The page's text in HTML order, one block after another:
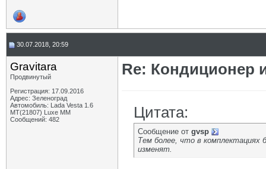
30.07.2018, 20:59
Gravitara
Продвинутый
Регистрация: 17.09.2016
Адрес: Зеленоград
Автомобиль: Lada Vesta 1.6
MT(21807) Luxe MM
Сообщений: 482
Re: Кондиционер
Цитата:
Сообщение от gvsp
Тем более, что в
изменят.